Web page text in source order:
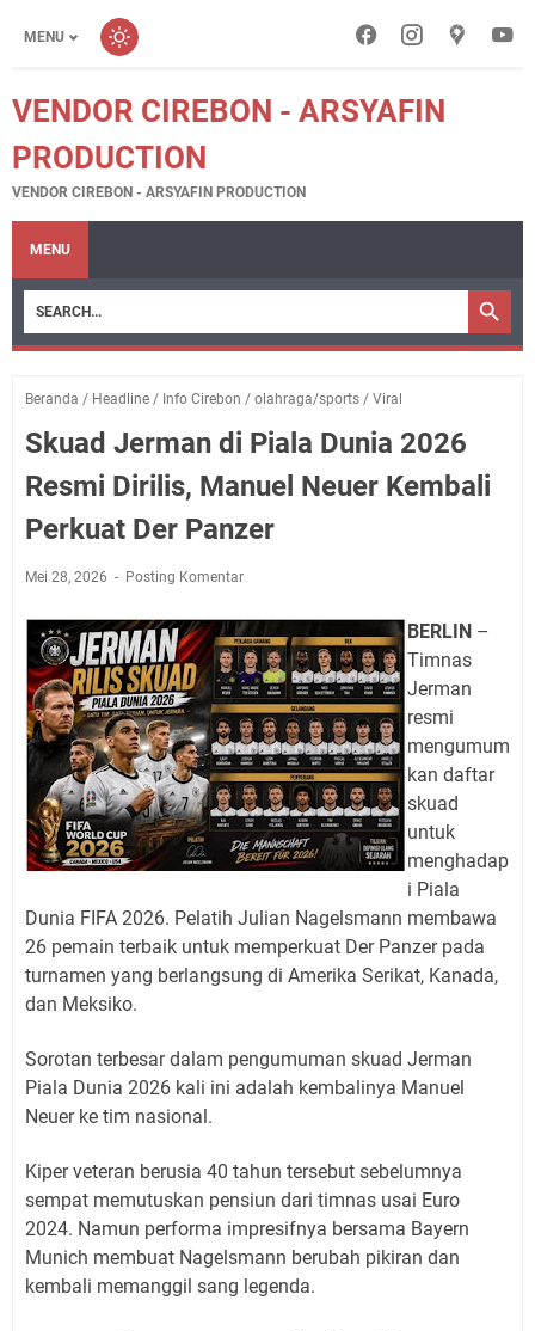
MENU
VENDOR CIREBON - ARSYAFIN
PRODUCTION
VENDOR CIREBON - ARSYAFIN PRODUCTION
MENU
Beranda / Headline / Info Cirebon / olahraga/sports / Viral
Skuad Jerman di Piala Dunia 2026
Resmi Dirilis, Manuel Neuer Kembali
Perkuat Der Panzer
Mei 28, 2026 Posting Komentar
BERLIN –
Timnas
Jerman
resmi
mengumum
kan daftar
skuad
untuk
menghadap
i Piala
Dunia FIFA 2026. Pelatih Julian Nagelsmann membawa
26 pemain terbaik untuk memperkuat Der Panzer pada
turnamen yang berlangsung di Amerika Serikat, Kanada,
dan Meksiko.
Sorotan terbesar dalam pengumuman skuad Jerman
Piala Dunia 2026 kali ini adalah kembalinya Manuel
Neuer ke tim nasional.
Kiper veteran berusia 40 tahun tersebut sebelumnya
sempat memutuskan pensiun dari timnas usai Euro
2024. Namun performa impresifnya bersama Bayern
Munich membuat Nagelsmann berubah pikiran dan
kembali memanggil sang legenda.